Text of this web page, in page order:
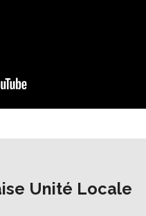
Unité Locale